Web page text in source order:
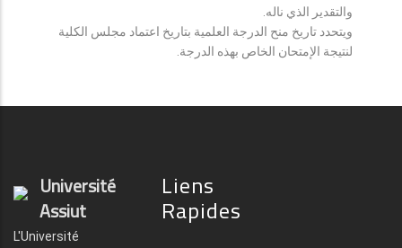
والتقدير الذي ناله.
ويتحدد تاريخ منح الدرجة العلمية بتاريخ اعتماد مجلس الكلية
لنتيجة الإمتحان الخاص بهذه الدرجة.
Université
Assiut
L'Université
Liens
Rapides